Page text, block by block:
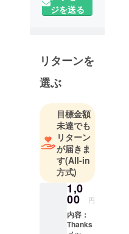
トなどが集
トで今年で
東京開催11
回目・大分
開催7回目を
迎えます。
今年は大
阪・関西万
博の機運醸
成プログラ
ムに「ダイ
バーシティ
駅伝」が選
ばれ、2025
ジを送る
リターンを
選ぶ
目標金額
未達でも
リターン
が届きま
す(All-in
方式)
1,0
00 円
内容：
Thanks